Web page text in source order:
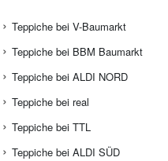
Teppiche bei V-Baumarkt
Teppiche bei BBM Baumarkt
Teppiche bei ALDI NORD
Teppiche bei real
Teppiche bei TTL
Teppiche bei ALDI SÜD